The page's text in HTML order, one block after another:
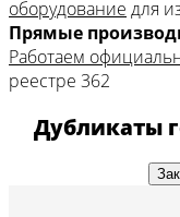
оборудование для
Прямые
Работаем
реестре 362
Дубликаты